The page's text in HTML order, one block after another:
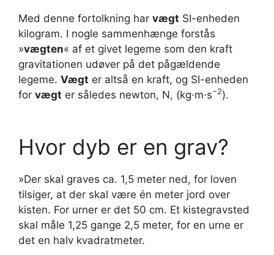
Med denne fortolkning har vægt SI-enheden
kilogram. I nogle sammenhænge forstås
»vægten« af et givet legeme som den kraft
gravitationen udøver på det pågældende
legeme. Vægt er altså en kraft, og SI-enheden
for vægt er således newton, N, (kg·m·s−2).
Hvor dyb er en grav?
»Der skal graves ca. 1,5 meter ned, for loven
tilsiger, at der skal være én meter jord over
kisten. For urner er det 50 cm. Et kistegravsted
skal måle 1,25 gange 2,5 meter, for en urne er
det en halv kvadratmeter.